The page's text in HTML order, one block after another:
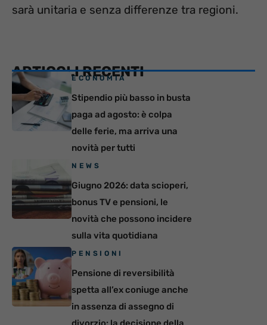
sarà unitaria e senza differenze tra regioni.
ARTICOLI RECENTI
ECONOMIA
Stipendio più basso in busta
paga ad agosto: è colpa
delle ferie, ma arriva una
novità per tutti
NEWS
Giugno 2026: data scioperi,
bonus TV e pensioni, le
novità che possono incidere
sulla vita quotidiana
PENSIONI
Pensione di reversibilità
spetta all’ex coniuge anche
in assenza di assegno di